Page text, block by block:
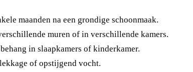
maanden na een grondige schoonmaak.
muren of in verschillende kamers.
in slaapkamers of kinderkamer.
of opstijgend vocht.